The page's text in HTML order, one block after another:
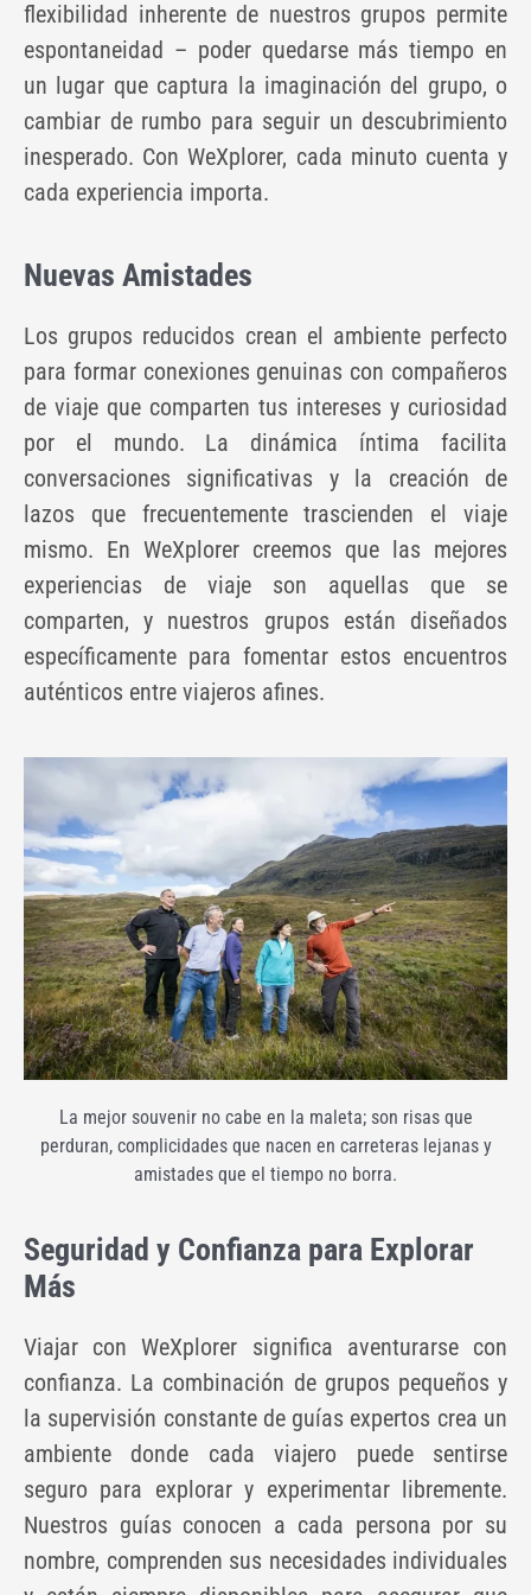
flexibilidad inherente de nuestros grupos permite
espontaneidad – poder quedarse más tiempo en
un lugar que captura la imaginación del grupo, o
cambiar de rumbo para seguir un descubrimiento
inesperado. Con WeXplorer, cada minuto cuenta y
cada experiencia importa.
Nuevas Amistades
Los grupos reducidos crean el ambiente perfecto
para formar conexiones genuinas con compañeros
de viaje que comparten tus intereses y curiosidad
por el mundo. La dinámica íntima facilita
conversaciones significativas y la creación de
lazos que frecuentemente trascienden el viaje
mismo. En WeXplorer creemos que las mejores
experiencias de viaje son aquellas que se
comparten, y nuestros grupos están diseñados
específicamente para fomentar estos encuentros
auténticos entre viajeros afines.
La mejor souvenir no cabe en la maleta; son risas que
perduran, complicidades que nacen en carreteras lejanas y
amistades que el tiempo no borra.
Seguridad y Confianza para Explorar
Más
Viajar con WeXplorer significa aventurarse con
confianza. La combinación de grupos pequeños y
la supervisión constante de guías expertos crea un
ambiente donde cada viajero puede sentirse
seguro para explorar y experimentar libremente.
Nuestros guías conocen a cada persona por su
nombre, comprenden sus necesidades individuales